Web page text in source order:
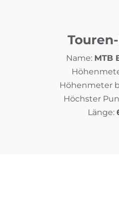
Name: MTB
Höhenmeter
Höchster
Länge: